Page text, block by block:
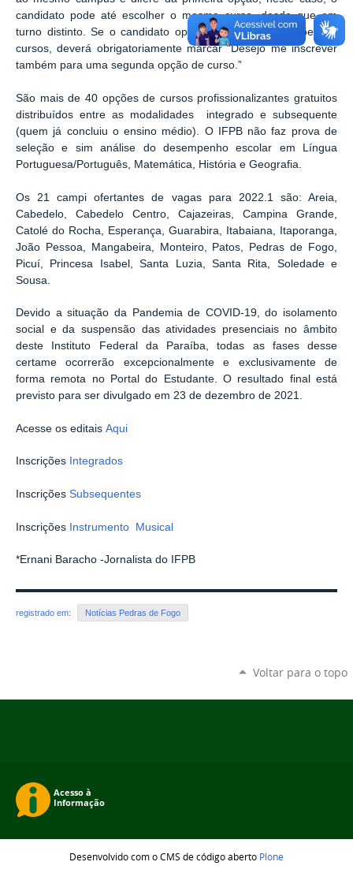
candidato pode até escolher o mesmo curso, desde que em
turno distinto. Se o candidato optar por 02 (duas) opções de
cursos, deverá obrigatoriamente marcar “Desejo me inscrever
também para uma segunda opção de curso.”
São mais de 40 opções de cursos profissionalizantes gratuitos
distribuídos entre as modalidades integrado e subsequente
(quem já concluiu o ensino médio). O IFPB não faz prova de
seleção e sim análise do desempenho escolar em Língua
Portuguesa/Português, Matemática, História e Geografia.
Os 21 campi ofertantes de vagas para 2022.1 são: Areia,
Cabedelo, Cabedelo Centro, Cajazeiras, Campina Grande,
Catolé do Rocha, Esperança, Guarabira, Itabaiana, Itaporanga,
João Pessoa, Mangabeira, Monteiro, Patos, Pedras de Fogo,
Picuí, Princesa Isabel, Santa Luzia, Santa Rita, Soledade e
Sousa.
Devido a situação da Pandemia de COVID-19, do isolamento
social e da suspensão das atividades presenciais no âmbito
deste Instituto Federal da Paraíba, todas as fases desse
certame ocorrerão excepcionalmente e exclusivamente de
forma remota no Portal do Estudante. O resultado final está
previsto para ser divulgado em 23 de dezembro de 2021.
Acesse os editais Aqui
Inscrições Integrados
Inscrições Subsequentes
Inscrições Instrumento Musical
*Ernani Baracho -Jornalista do IFPB
registrado em: Notícias Pedras de Fogo
Voltar para o topo
Desenvolvido com o CMS de código aberto Plone